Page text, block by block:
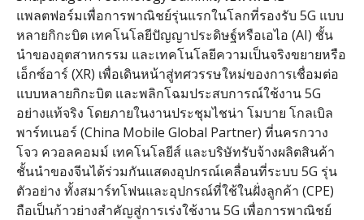
แพลตฟอร์มเพื่อการพาณิชย์รุ่นแรกในโลกที่รองรับ 5G แบบ
หลายกิกะบิต เทคโนโลยีปัญญาประดิษฐ์หรือเอไอ (AI) ชั้น
นำของอุตสาหกรรม และเทคโนโลยีความเป็นจริงขยายหรือ
เอ็กซ์อาร์ (XR) เพื่อเดินหน้าสู่ทศวรรษใหม่ของการเชื่อมต่อ
แบบหลายกิกะบิต และพลิกโฉมประสบการณ์ใช้งาน 5G
อย่างแท้จริง โดยภายในงานประชุมไชน่า โมบาย โกลเบิล
พาร์ทเนอร์ (China Mobile Global Partner) ที่นครกวาง
โจว ควอลคอมม์ เทคโนโลยีส์ และบริษัทรับจ้างผลิตสินค้า
ชั้นนำของจีนได้ร่วมกันแสดงอุปกรณ์เคลื่อนที่ระบบ 5G รุ่น
ตัวอย่าง ทั้งสมาร์ทโฟนและอุปกรณ์ที่ใช้ในฝั่งลูกค้า (CPE)
ถือเป็นก้าวย่างสำคัญสู่การเร่งใช้งาน 5G เพื่อการพาณิชย์